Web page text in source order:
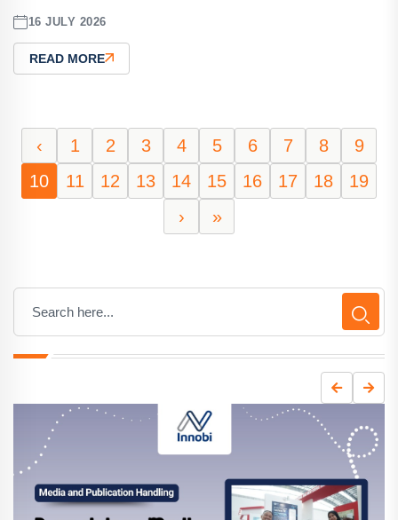
16 JULY 2026
READ MORE
‹ 1 2 3 4 5 6 7 8
9
10
11 12 13 14 15 16 17 18
19
›
»